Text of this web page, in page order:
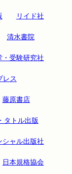
リイド社
清水書院
・受験研究社
レス
藤原書店
タトル出版
シャル出版社
日本規格協会